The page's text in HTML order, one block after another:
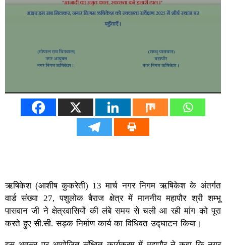
ऋषिकेश (आशीष कुकरेती) 13 मार्च नगर निगम ऋषिकेश के अंतर्गत
वार्ड संख्या 27, पशुलोक बैराज क्षेत्र में माननीय महापौर श्री शम्भू
पासवान जी ने क्षेत्रवासियों की लंबे समय से चली आ रही मांग को पूरा
करते हुए सी.सी. सड़क निर्माण कार्य का विधिवत उद्घाटन किया।